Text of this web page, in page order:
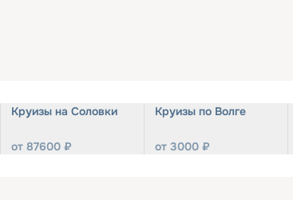
Круизы на Соловки
от 87600 ₽
Круизы по Волге
от 3000 ₽